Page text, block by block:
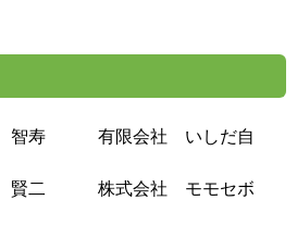
有限会社 いしだ自
株式会社 モモセボ